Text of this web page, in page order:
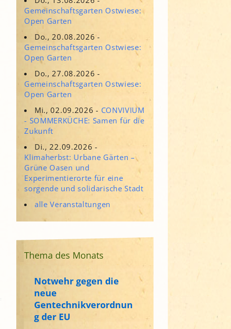
Grün in Sicht
Garten der Sinne
Interkultureller Garten
Blumenau
Kultgarten der WerkBox3
Piazza Zenetti
Südgarten
Tauschgarten Schwabing-
Milbertshofen
Waldschmausgarten
Adressen für Gartenbedarf
Erde & Kompost
Gemeinschaftsgarten Ostwiese:
Open Garten
Do., 20.08.2026 -
Gemeinschaftsgarten Ostwiese:
Open Garten
Do., 27.08.2026 -
Gemeinschaftsgarten Ostwiese:
Open Garten
Mi., 02.09.2026 - CONVIVIUM
- SOMMERKÜCHE: Samen für die
Zukunft
Di., 22.09.2026 -
Klimaherbst: Urbane Gärten –
Grüne Oasen und
Experimentierorte für eine
sorgende und solidarische Stadt
alle Veranstaltungen
Thema des Monats
Notwehr gegen die
neue
Gentechnikverordnun
g der EU